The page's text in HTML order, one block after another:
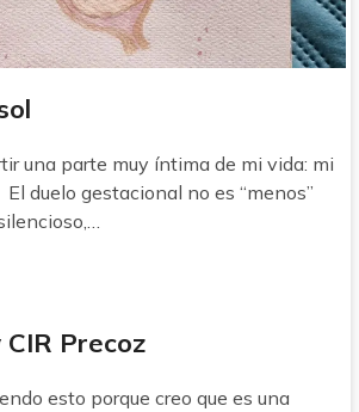
una parte muy íntima de mi vida: mi
duelo gestacional no es “menos”
Precoz
esto porque creo que es una